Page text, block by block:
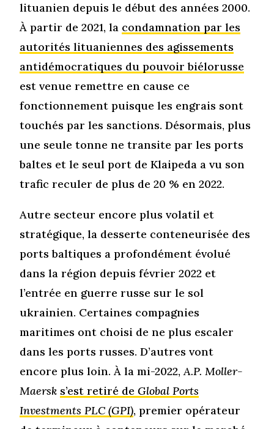
lituanien depuis le début des années 2000.
À partir de 2021, la condamnation par les
autorités lituaniennes des agissements
antidémocratiques du pouvoir biélorusse
est venue remettre en cause ce
fonctionnement puisque les engrais sont
touchés par les sanctions. Désormais, plus
une seule tonne ne transite par les ports
baltes et le seul port de Klaipeda a vu son
trafic reculer de plus de 20 % en 2022.
Autre secteur encore plus volatil et
stratégique, la desserte conteneurisée des
ports baltiques a profondément évolué
dans la région depuis février 2022 et
l’entrée en guerre russe sur le sol
ukrainien. Certaines compagnies
maritimes ont choisi de ne plus escaler
dans les ports russes. D’autres vont
encore plus loin. À la mi-2022,A.P. Moller-
Maersk s’est retiré deGlobal Ports
Investments PLC (GPI), premier opérateur